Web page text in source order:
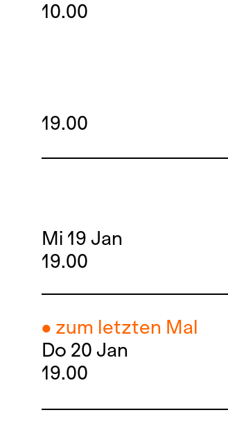
10.00
19.00
Mi 19 Jan
19.00
● zum letzten Mal
Do 20 Jan
19.00